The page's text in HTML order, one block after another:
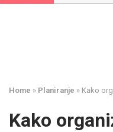
Home » Planiranje » Kako
Kako